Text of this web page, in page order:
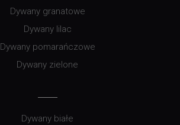
Dywany granatowe
Dywany lilac
Dywany pomarańczowe
Dywany zielone
Dywany białe